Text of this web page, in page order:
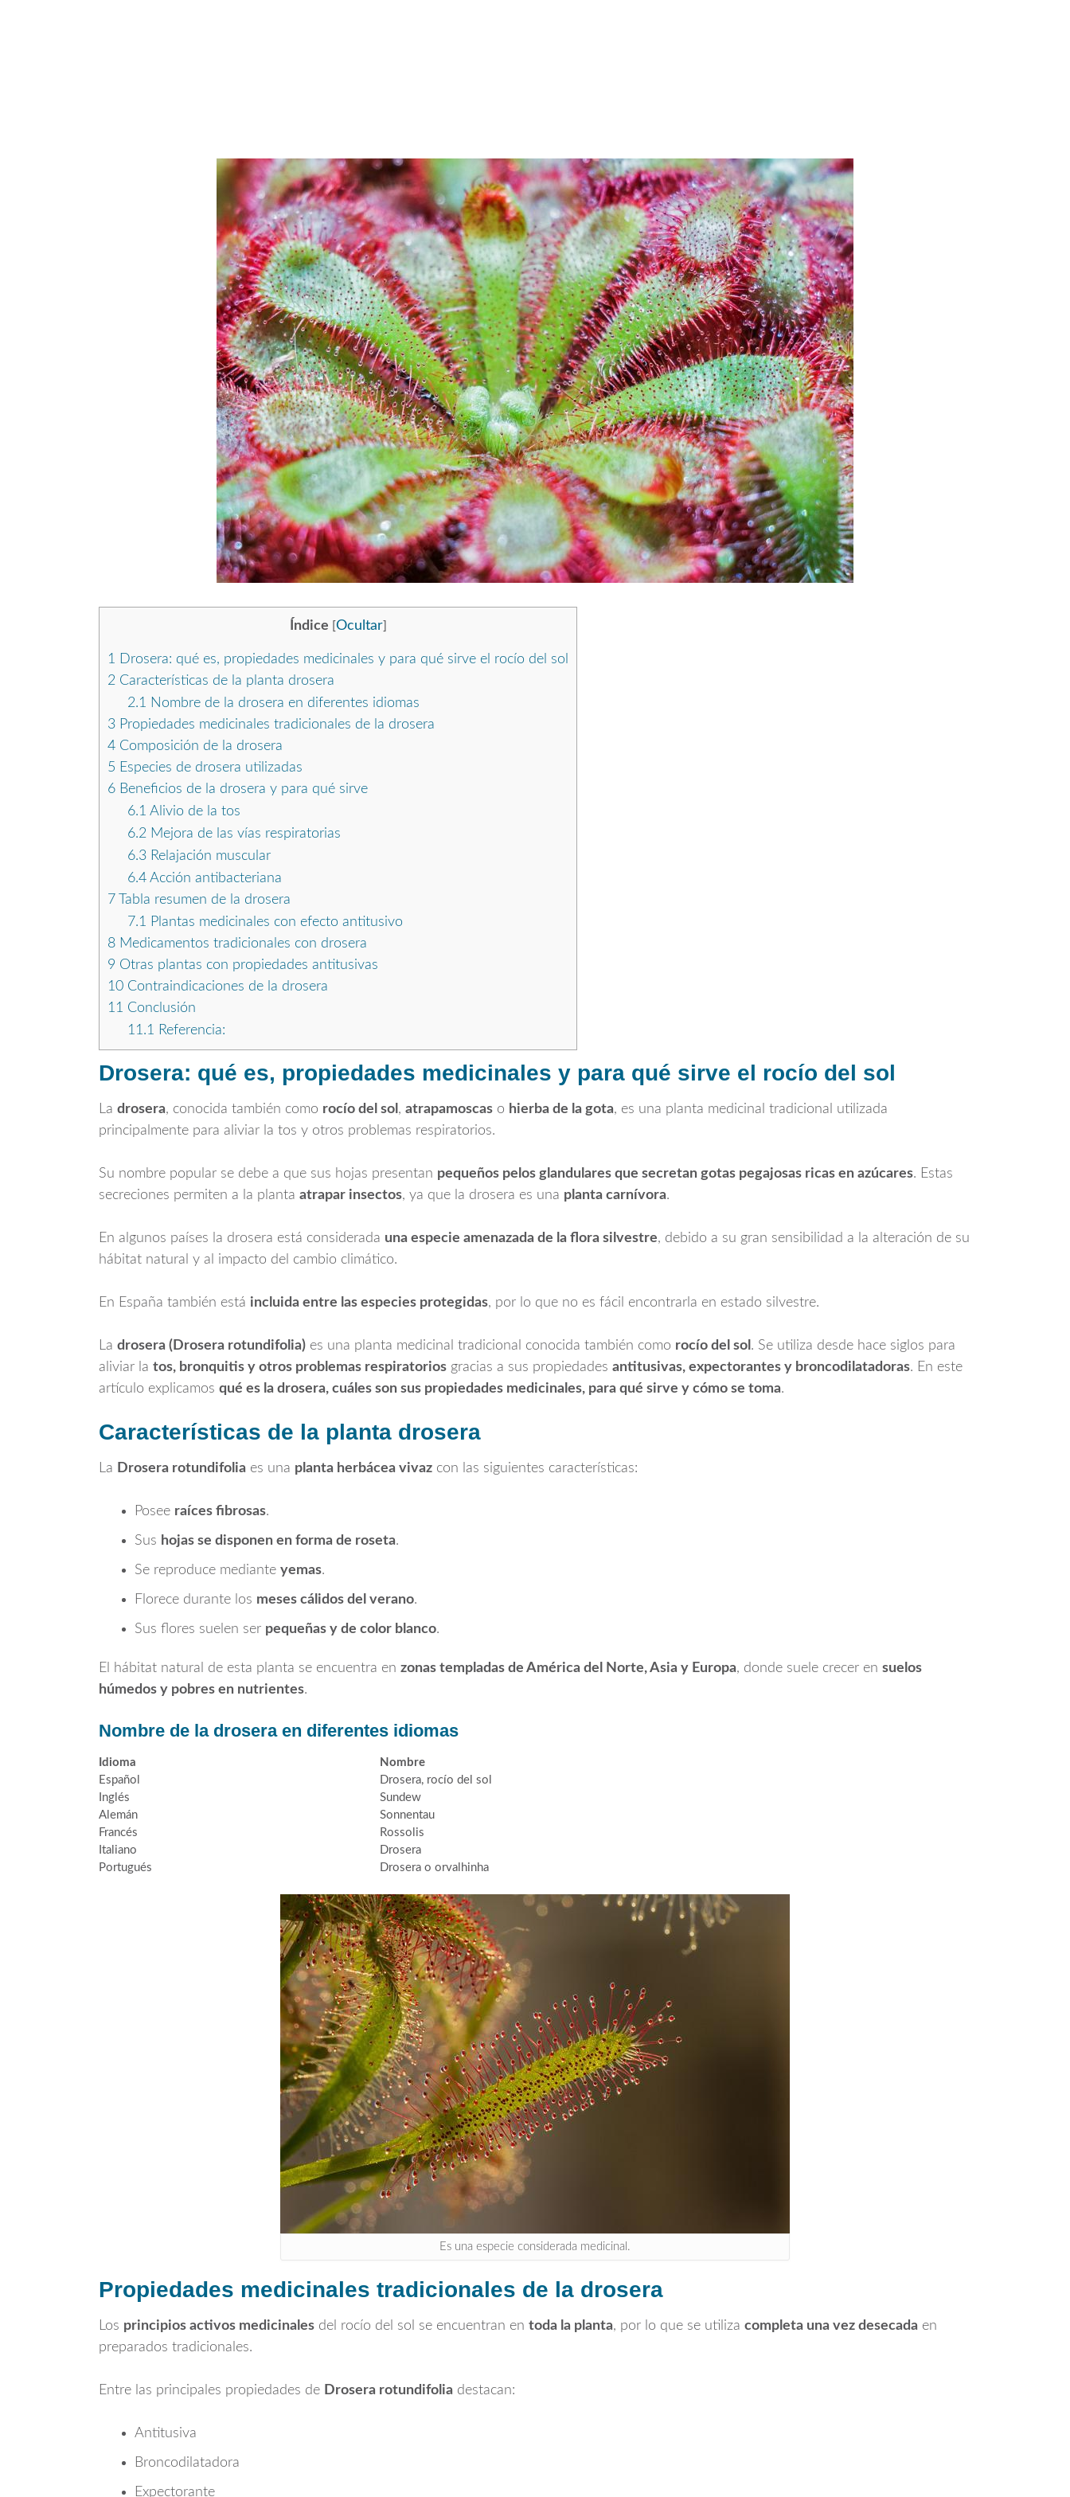
Índice [Ocultar]
1
Drosera: qué es, propiedades medicinales y para qué sirve el rocío del sol
2 Características de la planta drosera
2.1
Nombre de la drosera en diferentes idiomas
3 Propiedades medicinales tradicionales de la drosera
4 Composición de la drosera
5 Especies de drosera utilizadas
6 Beneficios de la drosera y para qué sirve
6.1 Alivio de la tos
6.2 Mejora de las vías respiratorias
6.3Relajación muscular
6.4Acción antibacteriana
7 Tabla resumen de la drosera
7.1
Plantas medicinales con efecto antitusivo
8 Medicamentos tradicionales con drosera
9 Otras plantas con propiedades antitusivas
10 Contraindicaciones de la drosera
11 Conclusión
11.1
Referencia:
Drosera: qué es, propiedades medicinales y para qué sirve el rocío del sol
La drosera, conocida también como rocío del sol , atrapamoscas o hierba de la gota, es una planta medicinal tradicional utilizada
principalmente para aliviar la tos y otros problemas respiratorios.
Su nombre popular se debe a que sus hojas presentan pequeños pelos glandulares que secretan gotas pegajosas ricas en azúcares. Estas
secreciones permiten a la planta atrapar insectos, ya que la drosera es una planta carnívora.
En algunos países la drosera está considerada una especie amenazada de la flora silvestre, debido a su gran sensibilidad a la alteración de su
hábitat natural y al impacto del cambio climático.
En España también está incluida entre las especies protegidas, por lo que no es fácil encontrarla en estado silvestre.
La drosera (Drosera rotundifolia) es una planta medicinal tradicional conocida también como rocío del sol . Se utiliza desde hace siglos para
aliviar la tos, bronquitis y otros problemas respiratorios gracias a sus propiedades antitusivas, expectorantes y broncodilatadoras. En este
artículo explicamos qué es la drosera, cuáles son sus propiedades medicinales, para qué sirve y cómo se toma.
Características de la planta drosera
La Drosera rotundifolia es una planta herbácea vivaz con las siguientes características:
Posee raíces fibrosas.
Sus hojas se disponen en forma de roseta.
Se reproduce mediante yemas.
Florece durante los meses cálidos del verano.
Sus flores suelen ser pequeñas y de color blanco.
El hábitat natural de esta planta se encuentra en zonas templadas de América del Norte, Asia y Europa, donde suele crecer en suelos
húmedos y pobres en nutrientes.
Nombre de la drosera en diferentes idiomas
Idioma
Nombre
Español
Drosera, rocío del sol
Inglés
Sundew
Alemán
Sonnentau
Francés
Rossolis
Italiano
Drosera
Portugués
Drosera o orvalhinha
Es una especie considerada medicinal.
Propiedades medicinales tradicionales de la drosera
Los principios activos medicinales del rocío del sol se encuentran en toda la planta, por lo que se utiliza completa una vez desecada en
preparados tradicionales.
Entre las principales propiedades de Drosera rotundifolia destacan:
Antitusiva
Broncodilatadora
Expectorante